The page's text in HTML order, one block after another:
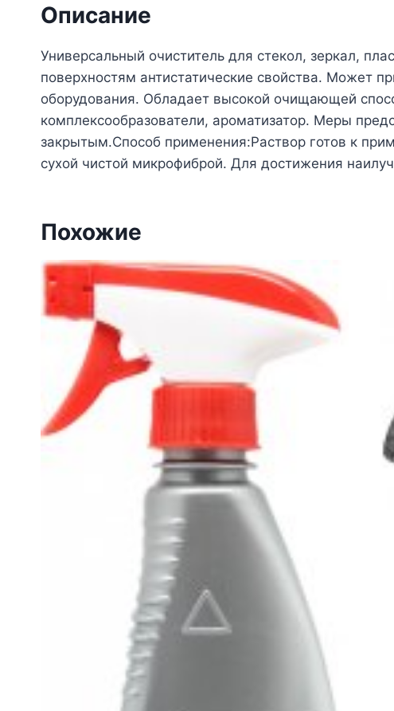
Описание
Универсальный очиститель для стекол, зеркал,
поверхностям антистатические свойства. Может
оборудования. Обладает высокой очищающей
комплексообразователи, ароматизатор. Меры
закрытым.Способ применения:Раствор готов к
сухой чистой микрофиброй. Для достижения
Похожие